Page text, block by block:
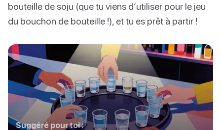
bouteille de soju (que tu viens d’utiliser pour le jeu
du bouchon de bouteille !), et tu es prêt à partir !
Suggéré pour toi :